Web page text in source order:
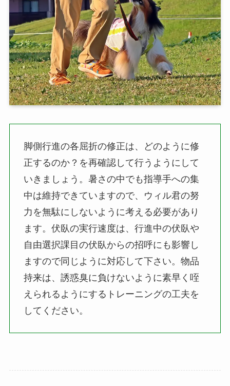
脚側行進の各屈折の修正は、どのように修
正するのか？を再確認して行うようにして
いきましょう。暑さの中でも指導手への集
中は維持できていますので、ウィル君の努
力を無駄にしないように考える必要があり
ます。伏臥の実行速度は、行進中の伏臥や
自由選択課目の伏臥からの招呼にも影響し
ますので同じように対応して下さい。物品
持来は、誘惑臭に負けないように素早く咥
えられるようにするトレーニングの工夫を
してください。